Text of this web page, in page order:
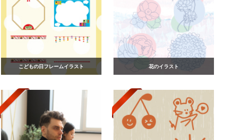
こどもの日フレームイラスト 花のイラスト